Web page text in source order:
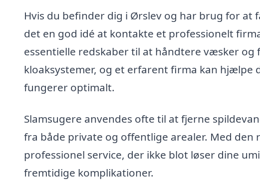
Hvis du befinder dig i Ørslev og har brug for
det en god idé at kontakte et professionelt
essentielle redskaber til at håndtere væsker
kloaksystemer, og et erfarent firma kan hjælpe
fungerer optimalt.
Slamsugere anvendes ofte til at fjerne
fra både private og offentlige arealer. Med
professionel service, der ikke blot løser dine
fremtidige komplikationer.